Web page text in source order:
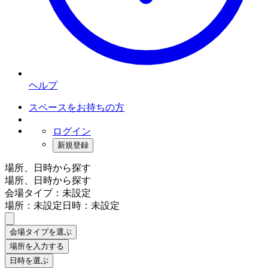
ヘルプ
スペースをお持ちの方
ログイン
新規登録
場所、日時から探す
場所、日時から探す
会場タイプ：未設定
場所：未設定日時：未設定
会場タイプを選ぶ
場所を入力する
日時を選ぶ